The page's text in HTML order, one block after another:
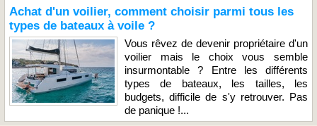
Achat d'un voilier, comment choisir parmi tous les
types de bateaux à voile ?
Vous rêvez de devenir propriétaire d'un
voilier mais le choix vous semble
insurmontable ? Entre les différents
types de bateaux, les tailles, les
budgets, difficile de s'y retrouver. Pas
de panique !...